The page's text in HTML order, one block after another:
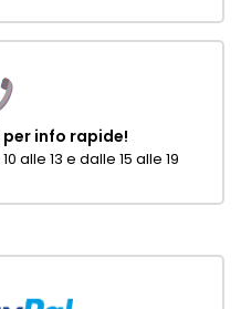
info rapide!
alle 13 e dalle 15 alle 19